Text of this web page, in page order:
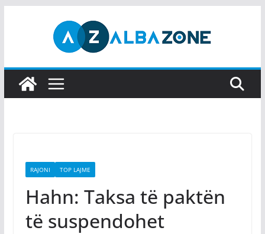
RAJONI TOP LAJME
Hahn: Taksa të paktën
të suspendohet